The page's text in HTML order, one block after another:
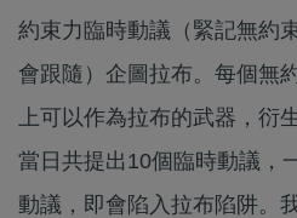
約束力臨時動議（緊記無約
會跟隨）企圖拉布。每個無
上可以作為拉布的武器，衍
當日共提出10個臨時動議，
動議，即會陷入拉布陷阱。